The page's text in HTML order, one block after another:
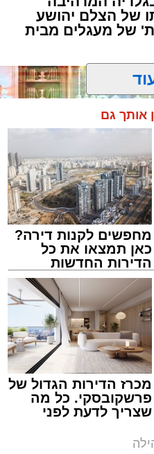
של הצלם יהושע
של מעגלים מבית
אותך גם
מחפשים לקנות דירה?
כאן תמצאו את כל
הדירות החדשות
למכירה באשדוד >>>
מכרז הדירות הגדול של
פרשקובסקי. כל מה
שצריך לדעת לפני
באשדוד